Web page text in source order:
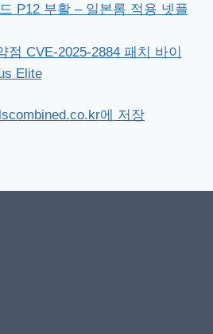
P12 부활 – 일본롬 적용 넷플
점 CVE-2025-2884 패치 바이
Elite